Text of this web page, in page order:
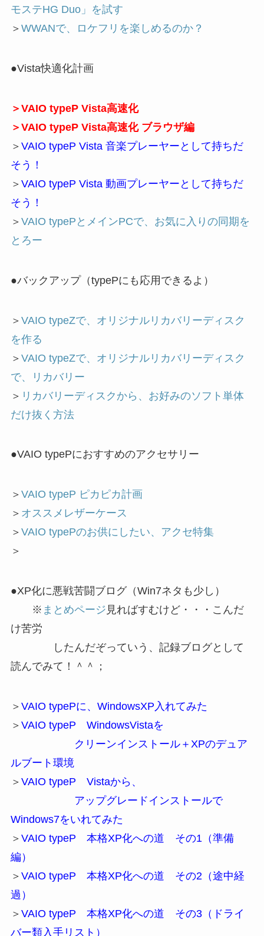
モステHG Duo」を試す
＞ WWANで、ロケフリを楽しめるのか？
●Vista快適化計画
＞VAIO typeP Vista高速化
＞VAIO typeP Vista高速化 ブラウザ編
＞ VAIO typeP Vista 音楽プレーヤーとして持ちだ
そう！
＞ VAIO typeP Vista 動画プレーヤーとして持ちだ
そう！
＞ VAIO typePとメインPCで、お気に入りの同期を
とろー
●バックアップ（typePにも応用できるよ）
＞ VAIO typeZで、オリジナルリカバリーディスク
を作る
＞ VAIO typeZで、オリジナルリカバリーディスク
で、リカバリー
＞ リカバリーディスクから、お好みのソフト単体
だけ抜く方法
●VAIO typePにおすすめのアクセサリー
＞ VAIO typeP ピカピカ計画
＞ オススメレザーケース
＞ VAIO typePのお供にしたい、アクセ特集
＞
●XP化に悪戦苦闘ブログ（Win7ネタも少し）
※ まとめページ 見ればすむけど・・・こんだ
け苦労
したんだぞっていう、記録ブログとして
読んでみて！＾＾；
＞ VAIO typePに、WindowsXP入れてみた
＞ VAIO typeP WindowsVistaを
クリーンインストール＋XPのデュア
ルブート環境
＞ VAIO typeP Vistaから、
アップグレードインストールで
Windows7をいれてみた
＞ VAIO typeP 本格XP化への道 その1（準備
編）
＞ VAIO typeP 本格XP化への道 その2（途中経
過）
＞ VAIO typeP 本格XP化への道 その3（ドライ
バー類入手リスト）